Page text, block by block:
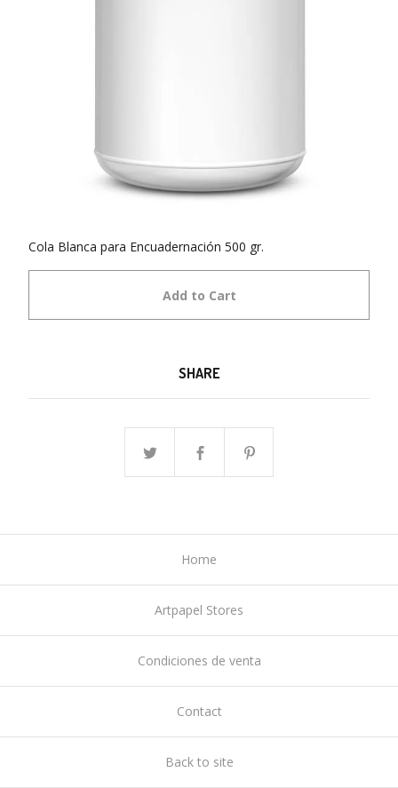
Cola Blanca para Encuadernación 500 gr.
Add to Cart
SHARE
Home
Artpapel Stores
Condiciones de venta
Contact
Back to site